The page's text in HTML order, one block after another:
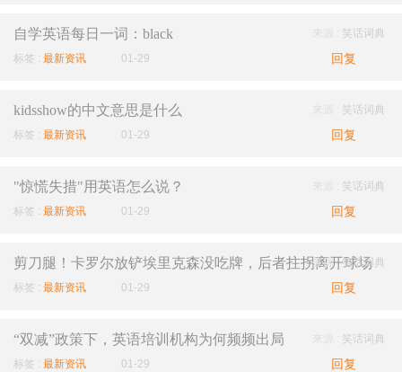
自学英语每日一词：black
标签 : 最新资讯 01-29 回复
笑话词典
kidsshow的中文意思是什么
标签 : 最新资讯 01-29 回复
笑话词典
"惊慌失措"用英语怎么说？
标签 : 最新资讯 01-29 回复
笑话词典
剪刀腿！卡罗尔放铲埃里克森没吃牌，后者拄拐离开球场
标签 : 最新资讯 01-29 回复
来源 :笑话词典
“双减”政策下，英语培训机构为何频频出局
标签 : 最新资讯 01-29 回复
笑话词典